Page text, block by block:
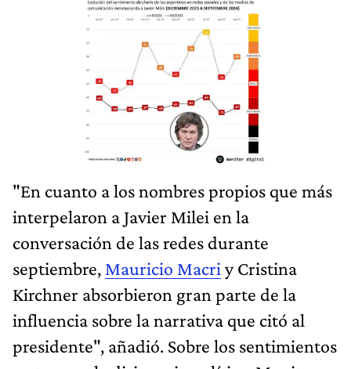
"En cuanto a los nombres propios que más
interpelaron a Javier Milei en la
conversación de las redes durante
septiembre, Mauricio Macri y Cristina
Kirchner absorbieron gran parte de la
influencia sobre la narrativa que citó al
presidente", añadió. Sobre los sentimientos